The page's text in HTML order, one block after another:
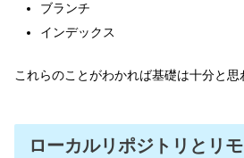
ブランチ
インデックス
これらのことがわかれば基礎は十分と思
ローカルリポジトリとリ